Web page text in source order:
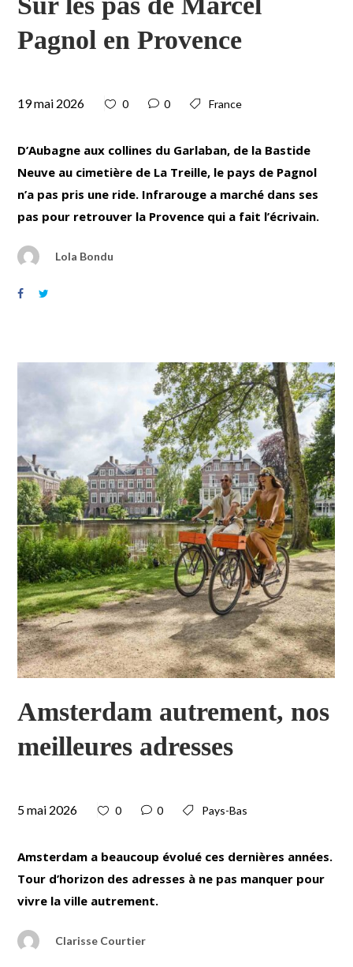
Pagnol en Provence
19 mai 2026 0 0 France
D’Aubagne aux collines du Garlaban, de la Bastide
Neuve au cimetière de La Treille, le pays de Pagnol
n’a pas pris une ride. Infrarouge a marché dans ses
pas pour retrouver la Provence qui a fait l’écrivain.
Lola Bondu
Amsterdam autrement, nos
meilleures adresses
5 mai 2026 0 0 Pays-Bas
Amsterdam a beaucoup évolué ces dernières années.
Tour d’horizon des adresses à ne pas manquer pour
vivre la ville autrement.
Clarisse Courtier